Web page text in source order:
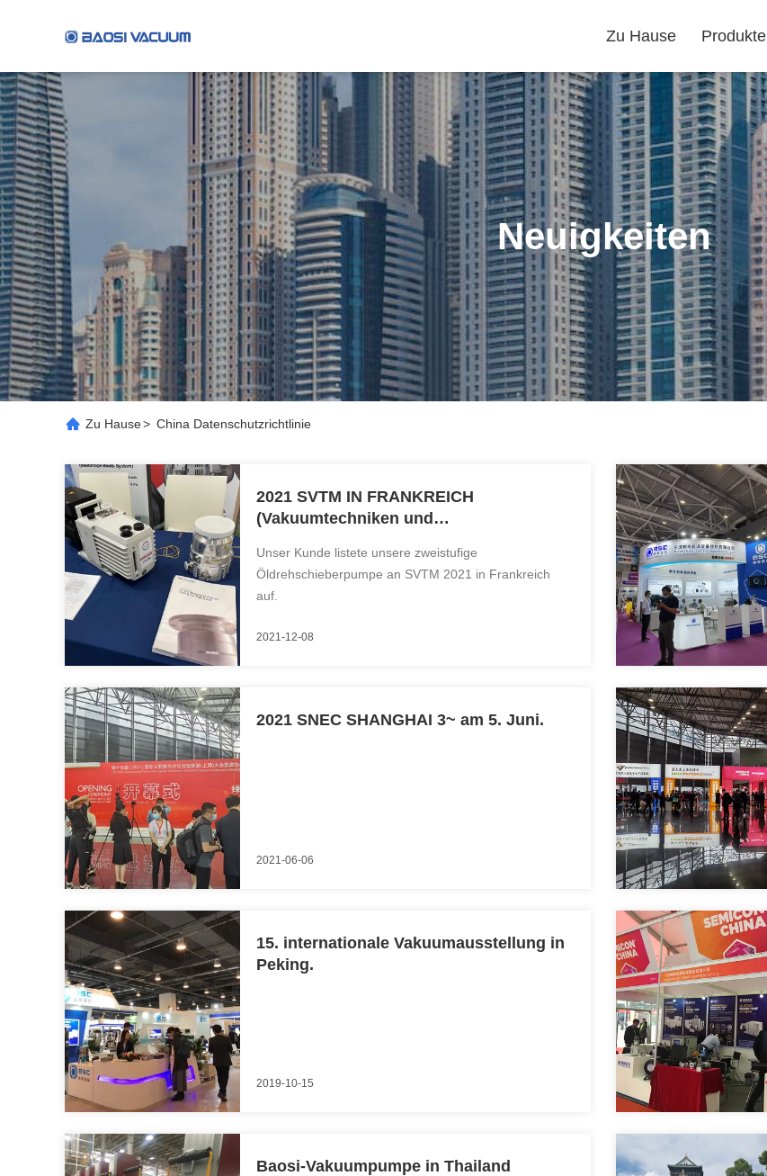
Zu Hause Produkte
Neuigkeiten
Zu Hause> China Datenschutzrichtlinie
2021 SVTM IN FRANKREICH
(Vakuumtechniken und
Unser Kunde listete unsere zweistufige
Öldrehschieberpumpe an SVTM 2021 in Frankreich
auf.
2021-12-08
2021 SNEC SHANGHAI 3~ am 5. Juni.
2021-06-06
15. internationale Vakuumausstellung in
Peking.
2019-10-15
Baosi-Vakuumpumpe in Thailand